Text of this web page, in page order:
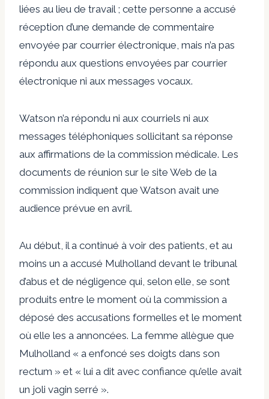
liées au lieu de travail ; cette personne a accusé
réception d’une demande de commentaire
envoyée par courrier électronique, mais n’a pas
répondu aux questions envoyées par courrier
électronique ni aux messages vocaux.
Watson n’a répondu ni aux courriels ni aux
messages téléphoniques sollicitant sa réponse
aux affirmations de la commission médicale. Les
documents de réunion sur le site Web de la
commission indiquent que Watson avait une
audience prévue en avril.
Au début, il a continué à voir des patients, et au
moins un a accusé Mulholland devant le tribunal
d’abus et de négligence qui, selon elle, se sont
produits entre le moment où la commission a
déposé des accusations formelles et le moment
où elle les a annoncées. La femme allègue que
Mulholland « a enfoncé ses doigts dans son
rectum » et « lui a dit avec confiance qu’elle avait
un joli vagin serré ».